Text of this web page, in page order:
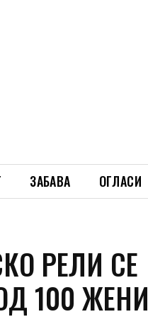
ЗАБАВА ОГЛАСИ
РЕЛИ СЕ
100 ЖЕНИ